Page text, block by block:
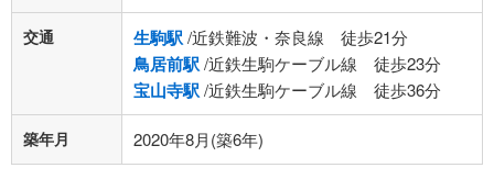
交通 生駒駅/近鉄難波・奈良線 徒歩21分
鳥居前駅/近鉄生駒ケーブル線 徒歩23分
宝山寺駅/近鉄生駒ケーブル線 徒歩36分
築年月 2020年8月(築6年)